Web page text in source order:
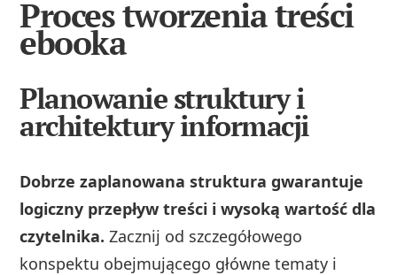
Proces tworzenia treści
ebooka
Planowanie struktury i
architektury informacji
Dobrze zaplanowana struktura gwarantuje
logiczny przepływ treści i wysoką wartość dla
czytelnika. Zacznij od szczegółowego
konspektu obejmującego główne tematy i